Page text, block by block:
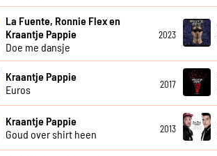
La Fuente, Ronnie Flex en
Kraantje Pappie
Doe me dansje
2023
Kraantje Pappie
Euros
2017
Kraantje Pappie
Goud over shirt heen
2013